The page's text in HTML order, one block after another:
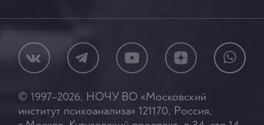
© 1997–2026, НОЧУ ВО «Московский
институт психоанализа» 121170, Россия,